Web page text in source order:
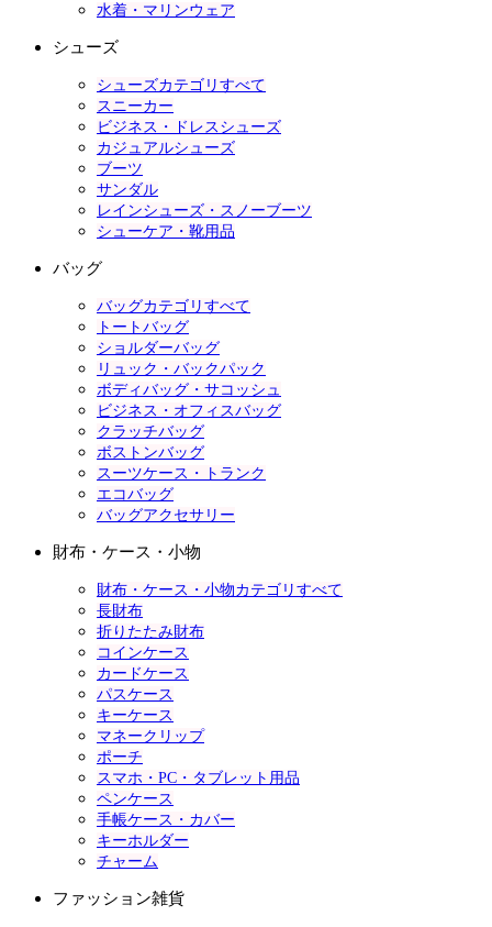
水着・マリンウェア
シューズ
シューズカテゴリすべて
スニーカー
ビジネス・ドレスシューズ
カジュアルシューズ
ブーツ
サンダル
レインシューズ・スノーブーツ
シューケア・靴用品
バッグ
バッグカテゴリすべて
トートバッグ
ショルダーバッグ
リュック・バックパック
ボディバッグ・サコッシュ
ビジネス・オフィスバッグ
クラッチバッグ
ボストンバッグ
スーツケース・トランク
エコバッグ
バッグアクセサリー
財布・ケース・小物
財布・ケース・小物カテゴリすべて
長財布
折りたたみ財布
コインケース
カードケース
パスケース
キーケース
マネークリップ
ポーチ
スマホ・PC・タブレット用品
ペンケース
手帳ケース・カバー
キーホルダー
チャーム
ファッション雑貨